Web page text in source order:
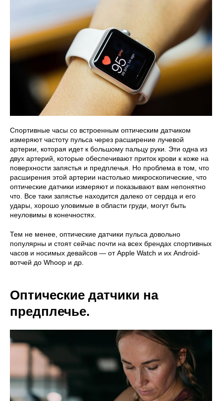
Спортивные часы со встроенным оптическим датчиком
измеряют частоту пульса через расширение лучевой
артерии, которая идет к большому пальцу руки. Эти одна из
двух артерий, которые обеспечивают приток крови к коже на
поверхности запястья и предплечья. Но проблема в том, что
расширения этой артерии настолько микроскопические, что
оптические датчики измеряют и показывают вам непонятно
что. Все таки запястье находится далеко от сердца и его
удары, хорошо уловимые в области груди, могут быть
неуловимы в конечностях.
Тем не менее, оптические датчики пульса довольно
популярны и стоят сейчас почти на всех брендах спортивных
часов и носимых девайсов — от Apple Watch и их Android-
вотчей до Whoop и др.
Оптические датчики на
предплечье.